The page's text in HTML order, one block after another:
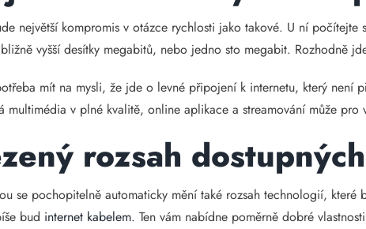
největší kompromis v otázce rychlosti jako takové. U ní
vyšší desítky megabitů, nebo jedno sto megabit. Rozhodně
mít na mysli, že jde o levné připojení k internetu, který není
multimédia v plné kvalitě, online aplikace a streamování může pro
rozsah
se pochopitelně automaticky mění také rozsah technologií,
bud internet kabelem. Ten vám nabídne poměrně dobré